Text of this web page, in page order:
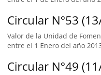
Circular N°53
Valor de la Unidad de
entre el 1 Enero del año
Circular N°49